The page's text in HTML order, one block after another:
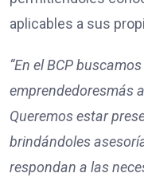
aplicables a sus
“En el BCP
emprendedoresmás
Queremos estar
brindándoles
respondan a las